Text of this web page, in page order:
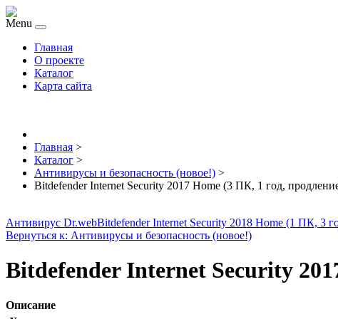
Menu
Главная
О проекте
Каталог
Карта сайта
Главная >
Каталог >
Антивирусы и безопасность (новое!) >
Bitdefender Internet Security 2017 Home (3 ПК, 1 год,
Антивирус Dr.webBitdefender Internet Security 2018 Home (1 ПК, 3
Вернуться к: Антивирусы и безопасность (новое!)
Bitdefender Internet Security
Описание